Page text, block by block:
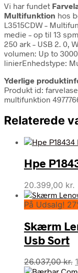
Vi har fundet
Multifunktion hos
L3515CDW –
medie – op til 13
250 ark – USB 2. 0,
volumen: Up to
linierEnhedstype:
Yderlige
Produkt id:
multifunktion
Relaterede
Hpe
20.399,00 kr.
På Udsalg!
Skærm
Usb Sort
26.037,00kr.